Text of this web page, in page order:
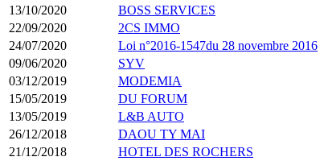
13/10/2020
BOSS SERVICES
22/09/2020
2CS IMMO
24/07/2020
Loi n°2016-1547du 28 novembre 2016
09/06/2020
SYV
03/12/2019
MODEMIA
15/05/2019
DU FORUM
13/05/2019
L&B AUTO
26/12/2018
DAOU TY MAI
21/12/2018
HOTEL DES ROCHERS